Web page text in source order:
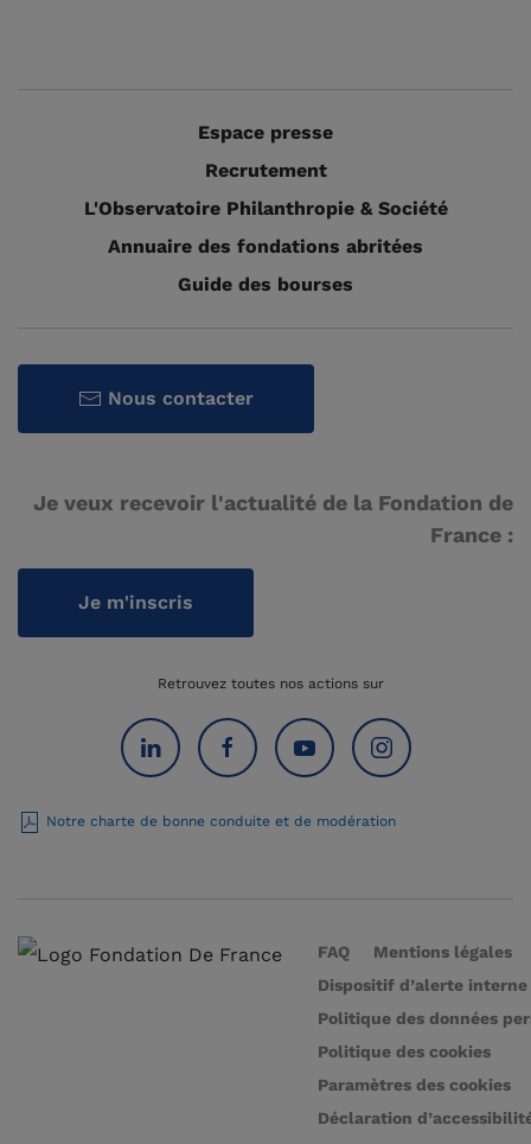
Espace presse
Recrutement
L'Observatoire Philanthropie & Société
Annuaire des fondations abritées
Guide des bourses
Nous contacter
Je veux recevoir l'actualité de la Fondation de
France :
Je m'inscris
Retrouvez toutes nos actions sur
Notre charte de bonne conduite et de modération
FAQ
Mentions légales
Dispositif d’alerte interne
Politique des données
Politique des cookies
Paramètres des cookies
Déclaration